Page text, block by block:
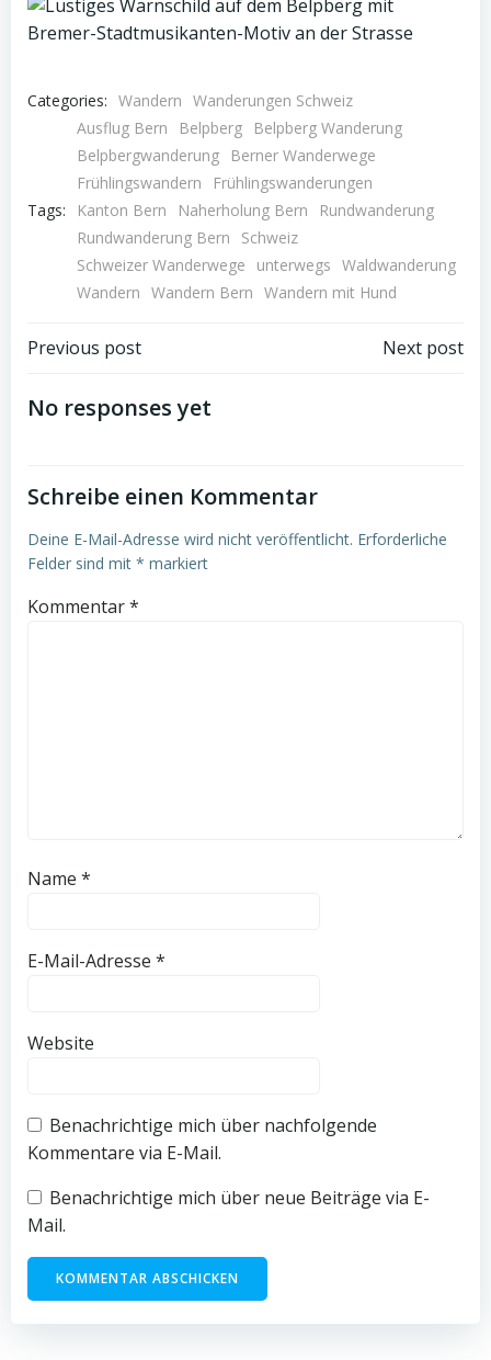
Categories: Wandern Wanderungen Schweiz
Tags:
Ausflug Bern Belpberg
Belpberg Wanderung
Belpbergwanderung
Berner Wanderwege
Frühlingswandern
Frühlingswanderungen
Kanton Bern
Naherholung Bern
Rundwanderung
Rundwanderung Bern
Schweiz
Schweizer Wanderwege
unterwegs Waldwanderung
Wandern Wandern Bern Wandern mit Hund
Post
navigation
Previous post Next post
No responses yet
Schreibe einen Kommentar
Deine E-Mail-Adresse wird nicht veröffentlicht. Erforderliche
Felder sind mit * markiert
Kommentar*
Name *
E-Mail-Adresse *
Website
Benachrichtige mich über nachfolgende
Kommentare via E-Mail.
Benachrichtige mich über neue Beiträge via E-
Mail.